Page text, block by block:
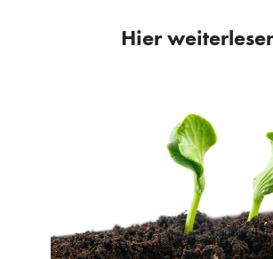
Hier